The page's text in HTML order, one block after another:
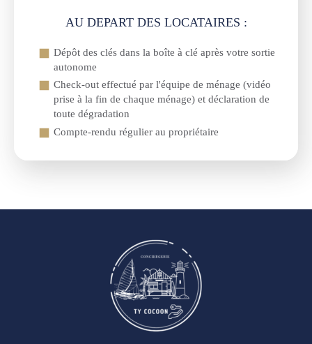
AU DEPART DES LOCATAIRES :
Dépôt des clés dans la boîte à clé après votre sortie
autonome
Check-out effectué par l'équipe de ménage (vidéo
prise à la fin de chaque ménage) et déclaration de
toute dégradation
Compte-rendu régulier au propriétaire